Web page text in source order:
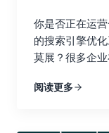
择工具时，不
和数据准确性
单，并且能够
链接建设效果
的认可，搜索
信度呢？ 二、
掘链接宝藏
的链接策略，
你是否正在运
的搜索引擎优
莫展？很多企
球化的浪潮下
阅读更多